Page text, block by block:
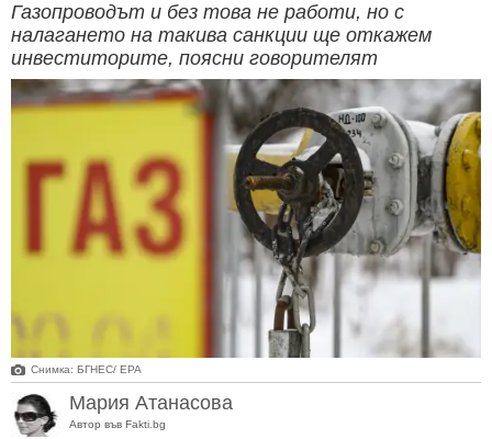
Газопроводът и без това не работи, но с
налагането на такива санкции ще откажем
инвеститорите, поясни говорителят
Снимка: БГНЕС/ EPA
Мария Атанасова
Автор във Fakti.bg